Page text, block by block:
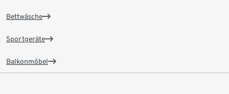
Bettwäsche
Sportgeräte
Balkonmöbel